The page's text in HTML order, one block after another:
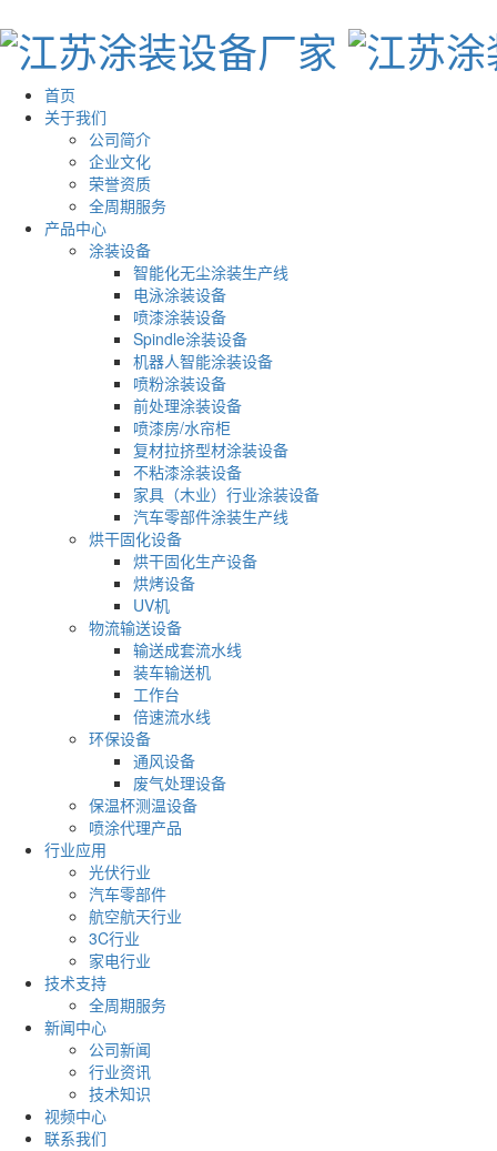
首页
关于我们
公司简介
企业文化
荣誉资质
全周期服务
产品中心
涂装设备
智能化无尘涂装生产线
电泳涂装设备
喷漆涂装设备
Spindle涂装设备
机器人智能涂装设备
喷粉涂装设备
前处理涂装设备
喷漆房/水帘柜
复材拉挤型材涂装设备
不粘漆涂装设备
家具（木业）行业涂装设备
汽车零部件涂装生产线
烘干固化设备
烘干固化生产设备
烘烤设备
UV机
物流输送设备
输送成套流水线
装车输送机
工作台
倍速流水线
环保设备
通风设备
废气处理设备
保温杯测温设备
喷涂代理产品
行业应用
光伏行业
汽车零部件
航空航天行业
3C行业
家电行业
技术支持
全周期服务
新闻中心
公司新闻
行业资讯
技术知识
视频中心
联系我们